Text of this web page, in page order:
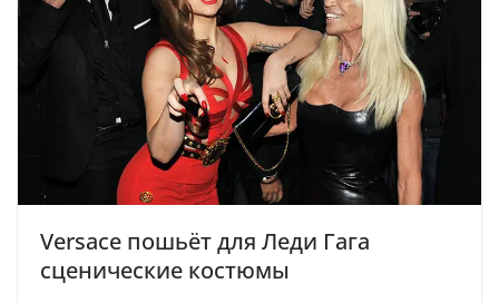
Versace пошьёт для Леди Гага
сценические костюмы